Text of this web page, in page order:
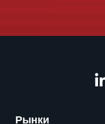
Рынки